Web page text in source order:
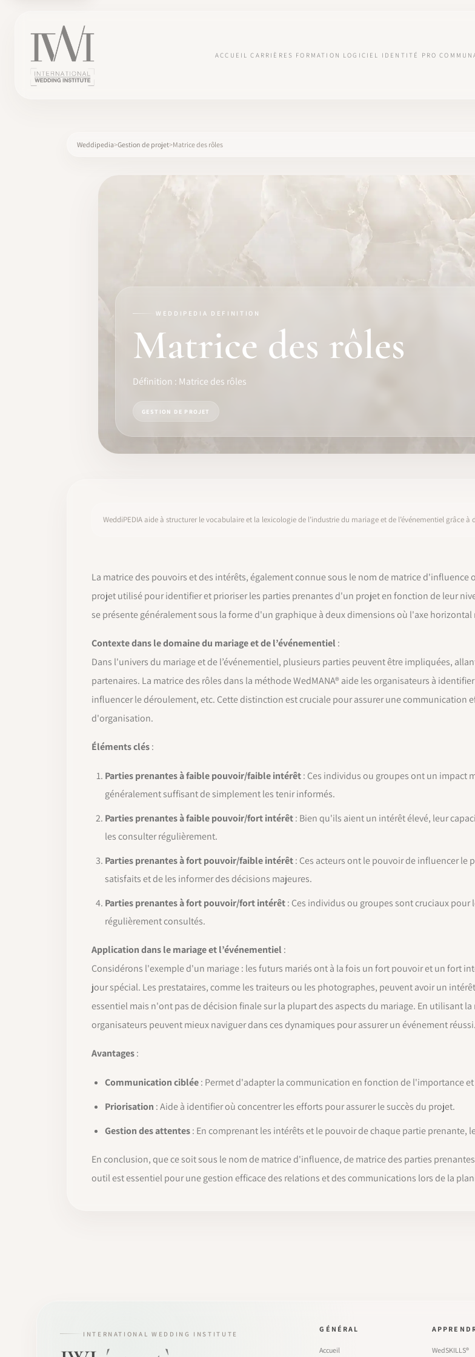
ACCUEIL CARRIÈRES FORMATION LOGICIEL IDENTITÉ PRO
Weddipedia Gestion de projet Matrice des rôles
WEDDIPEDIA DEFINITION
Matrice des rôles
Définition : Matrice des rôles
GESTION DE PROJET
WeddiPEDIA aide à structurer le vocabulaire et la lexicologie de l’industrie du mariage et de l’événementiel grâce
La matrice des pouvoirs et des intérêts, également connue sous le nom de matrice
projet utilisé pour identifier et prioriser les parties prenantes d'un projet en fonction de leur
se présente généralement sous la forme d'un graphique à deux dimensions où l'axe
Contexte dans le domaine du mariage et de l’événementiel :
Dans l'univers du mariage et de l’événementiel, plusieurs parties peuvent être impliquées,
partenaires. La matrice des rôles dans la méthode WedMANA® aide les organisateurs à
influencer le déroulement, etc. Cette distinction est cruciale pour assurer une communication
d'organisation.
Éléments clés:
Parties prenantes à faible pouvoir/faible intérêt: Ces individus ou groupes ont un impact
généralement suffisant de simplement les tenir informés.
Parties prenantes à faible pouvoir/fort intérêt: Bien qu'ils aient un intérêt élevé, leur
les consulter régulièrement.
Parties prenantes à fort pouvoir/faible intérêt: Ces acteurs ont le pouvoir de influencer
satisfaits et de les informer des décisions majeures.
Parties prenantes à fort pouvoir/fort intérêt: Ces individus ou groupes sont cruciaux
régulièrement consultés.
Application dans le mariage et l’événementiel :
Considérons l'exemple d'un mariage : les futurs mariés ont à la fois un fort pouvoir et un fort
jour spécial. Les prestataires, comme les traiteurs ou les photographes, peuvent avoir un
essentiel mais n'ont pas de décision finale sur la plupart des aspects du mariage. En utilisant la
organisateurs peuvent mieux naviguer dans ces dynamiques pour assurer un événement réussi.
Avantages:
Communication ciblée: Permet d'adapter la communication en fonction de l'importance
Priorisation : Aide à identifier où concentrer les efforts pour assurer le succès du projet.
Gestion des attentes: En comprenant les intérêts et le pouvoir de chaque partie prenante,
En conclusion, que ce soit sous le nom de matrice d'influence, de matrice des parties
outil est essentiel pour une gestion efficace des relations et des communications lors de la
INTERNATIONAL WEDDING INSTITUTE
GÉNÉRAL
Accueil WedSKILLS®